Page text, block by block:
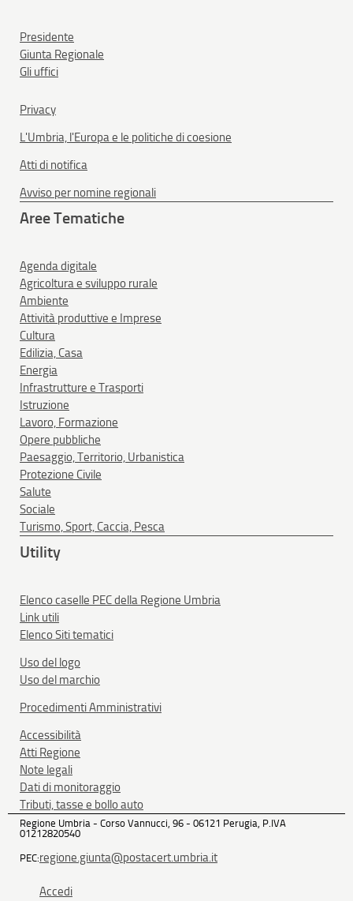
Presidente
Giunta Regionale
Gli uffici
Privacy
L'Umbria, l'Europa e le politiche di coesione
Atti di notifica
Avviso per nomine regionali
Aree Tematiche
Agenda digitale
Agricoltura e sviluppo rurale
Ambiente
Attività produttive e Imprese
Cultura
Edilizia, Casa
Energia
Infrastrutture e Trasporti
Istruzione
Lavoro, Formazione
Opere pubbliche
Paesaggio, Territorio, Urbanistica
Protezione Civile
Salute
Sociale
Turismo, Sport, Caccia, Pesca
Utility
Elenco caselle PEC della Regione Umbria
Link utili
Elenco Siti tematici
Uso del logo
Uso del marchio
Procedimenti Amministrativi
Accessibilità
Atti Regione
Note legali
Dati di monitoraggio
Tributi, tasse e bollo auto
Regione Umbria - Corso Vannucci, 96 - 06121 Perugia, P.IVA
01212820540
PEC:regione.giunta@postacert.umbria.it
Accedi